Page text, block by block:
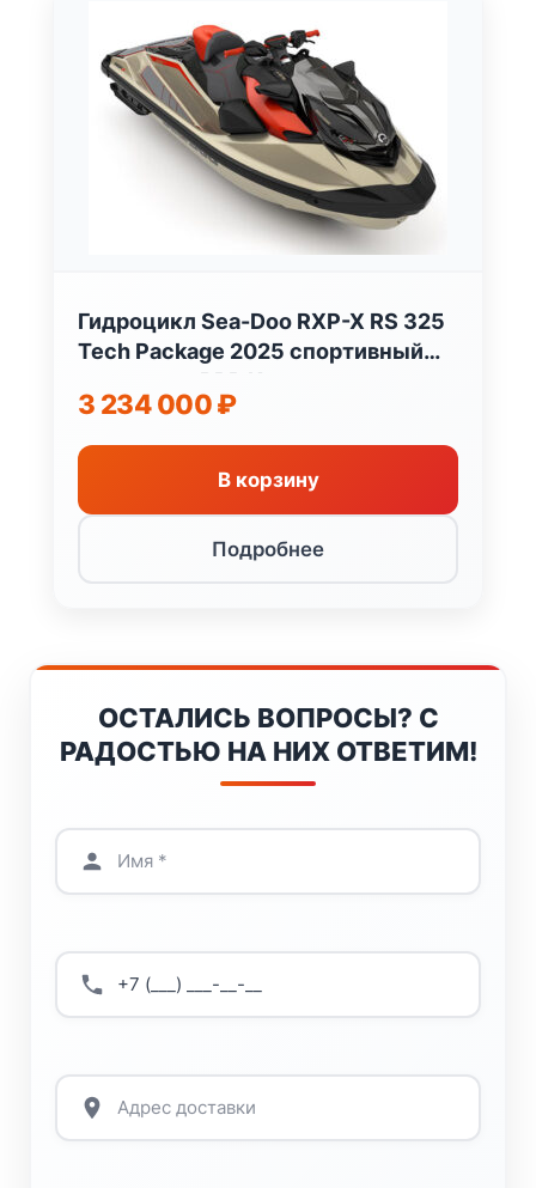
Гидроцикл Sea-Doo RXP-X RS 325
Tech Package 2025 спортивный
3 234 000₽
В корзину
Подробнее
ОСТАЛИСЬ ВОПРОСЫ? С
РАДОСТЬЮ НА НИХ ОТВЕТИМ!